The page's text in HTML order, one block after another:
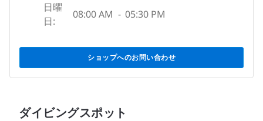
日曜
日:
08:00 AM - 05:30 PM
ショップへのお問い合わせ
ダイビングスポット